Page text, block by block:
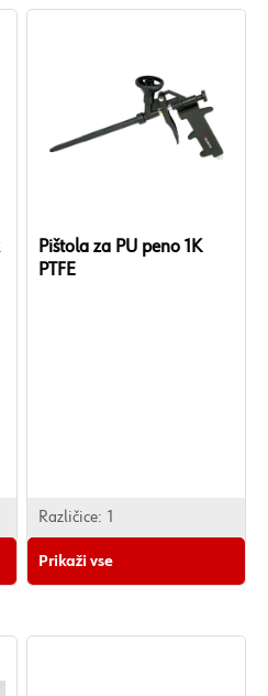
Pištola za PU peno 1K
PTFE
Različice: 1
Prikaži vse